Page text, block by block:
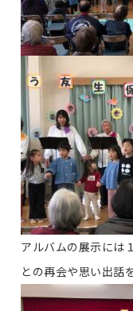
アルバムの展示には
との再会や思い出話